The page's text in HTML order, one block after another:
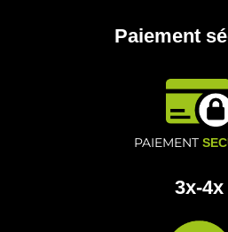
Paiement
PAIEMENT
3x-4x